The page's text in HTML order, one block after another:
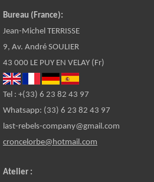
Bureau (France):
Jean-Michel TERRISSE
9, Av. André SOULIER
43 000 LE PUY EN VELAY (Fr)
Tel : +(33) 6 23 82 43 97
Whatsapp: (33) 6 23 82 43 97
last-rebels-company@gmail.com
croncelorbe@hotmail.com
Atelier :